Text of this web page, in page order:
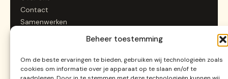
Beheer toestemming
Om de beste ervaringen te bieden, gebruiken wij technologieën zoals
cookies om informatie over je apparaat op te slaan en/of te
Contact
Samenwerken
Instagram